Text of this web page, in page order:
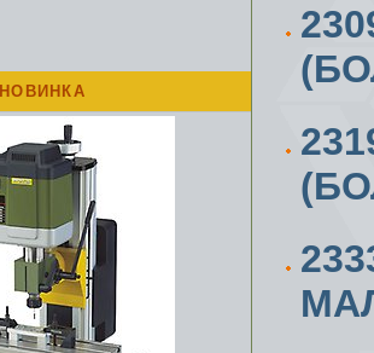
НОВИНКА